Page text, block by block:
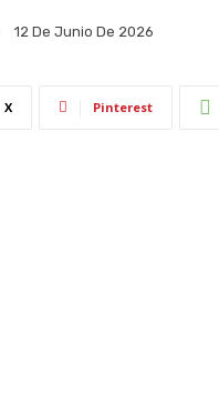
12 De Junio De 2026
X Pinterest